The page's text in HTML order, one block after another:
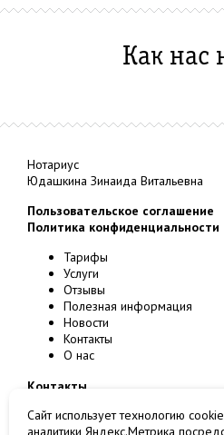
Как нас
Нотариус
Юдашкина Зинаида Витальевна
Пользовательское соглашение
Политика конфиденциальности
Тарифы
Услуги
Отзывы
Полезная информация
Новости
Контакты
О нас
Контакты
Номер платной парковки 3203
Сайт использует технологию
аналитики Яндекс.Метрика